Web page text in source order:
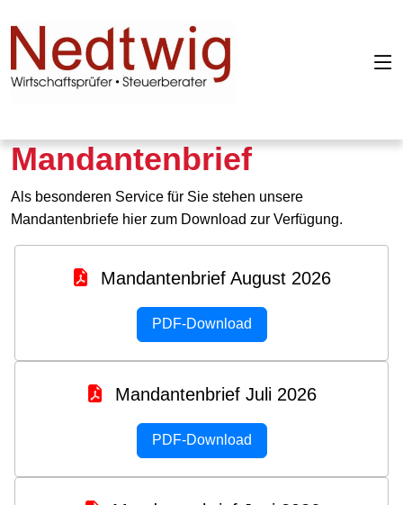
Mandantenbrief
Als besonderen Service für Sie stehen unsere
Mandantenbriefe hier zum Download zur Verfügung.
Mandantenbrief August 2026
PDF-Download
Mandantenbrief Juli 2026
PDF-Download